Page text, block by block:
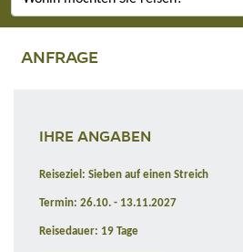
ANFRAGE
IHRE ANGABEN
Reiseziel: Sieben auf einen Streich
Termin: 26.10. - 13.11.2027
Reisedauer: 19 Tage